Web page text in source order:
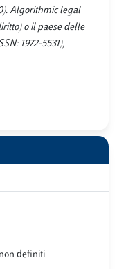
Algorithmic legal
o il paese delle
1972-5531),
definiti